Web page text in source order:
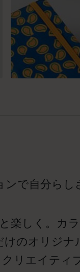
で自分らし
楽しく。カ
のオリジナ
リエイティ